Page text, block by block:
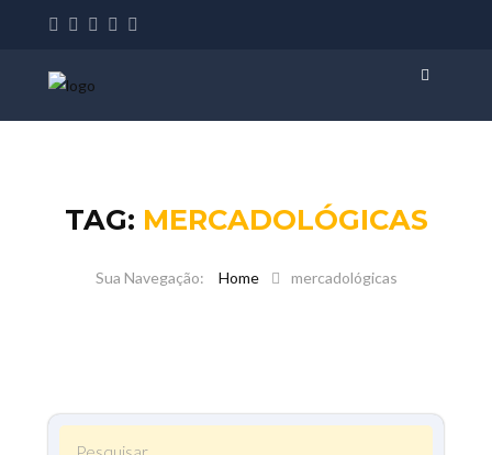
TAG: MERCADOLÓGICAS
Home mercadológicas